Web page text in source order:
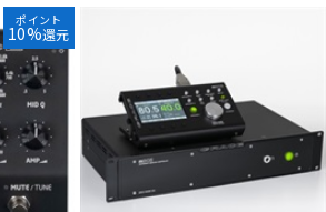
ポイント
10%還元